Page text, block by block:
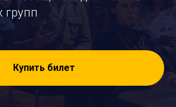
групп
Купить билет